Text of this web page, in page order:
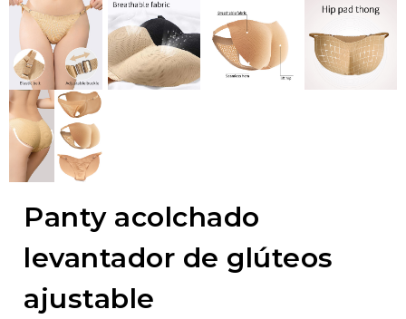
Panty acolchado
levantador de glúteos
ajustable